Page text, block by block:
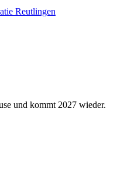
Reutlingen
und kommt 2027 wieder.